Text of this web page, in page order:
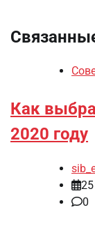
Как
2020 году
0